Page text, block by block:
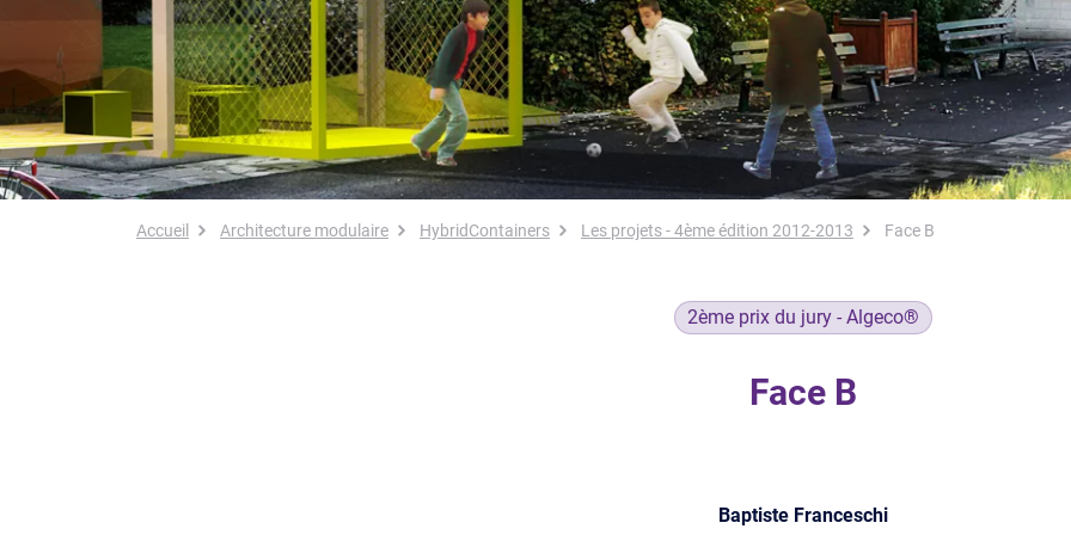
Fil d'Ariane
Accueil Architecture modulaire HybridContainers Les projets - 4ème édition 2012-2013 Face B
2ème prix du jury - Algeco®
Face B
Baptiste Franceschi